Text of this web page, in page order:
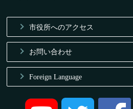
市役所へのアクセス
お問い合わせ
Foreign Language